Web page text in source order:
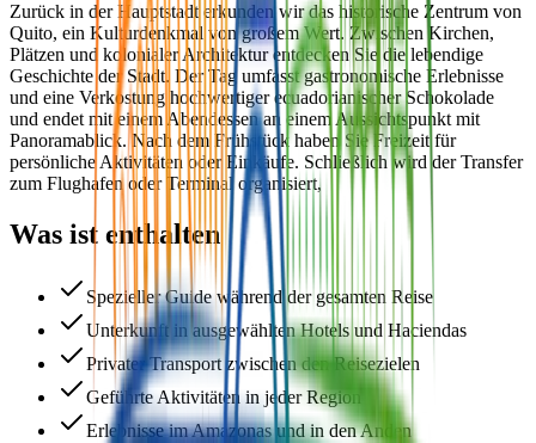
Zurück in der Hauptstadt erkunden wir das historische Zentrum von
Quito, ein Kulturdenkmal von großem Wert. Zwischen Kirchen,
Plätzen und kolonialer Architektur entdecken Sie die lebendige
Geschichte der Stadt. Der Tag umfasst gastronomische Erlebnisse
und eine Verkostung hochwertiger ecuadorianischer Schokolade
und endet mit einem Abendessen an einem Aussichtspunkt mit
Panoramablick. Nach dem Frühstück haben Sie Freizeit für
persönliche Aktivitäten oder Einkäufe. Schließlich wird der Transfer
zum Flughafen oder Terminal organisiert,
Was ist enthalten
Spezieller Guide während der gesamten Reise
Unterkunft in ausgewählten Hotels und Haciendas
Privater Transport zwischen den Reisezielen
Geführte Aktivitäten in jeder Region
Erlebnisse im Amazonas und in den Anden